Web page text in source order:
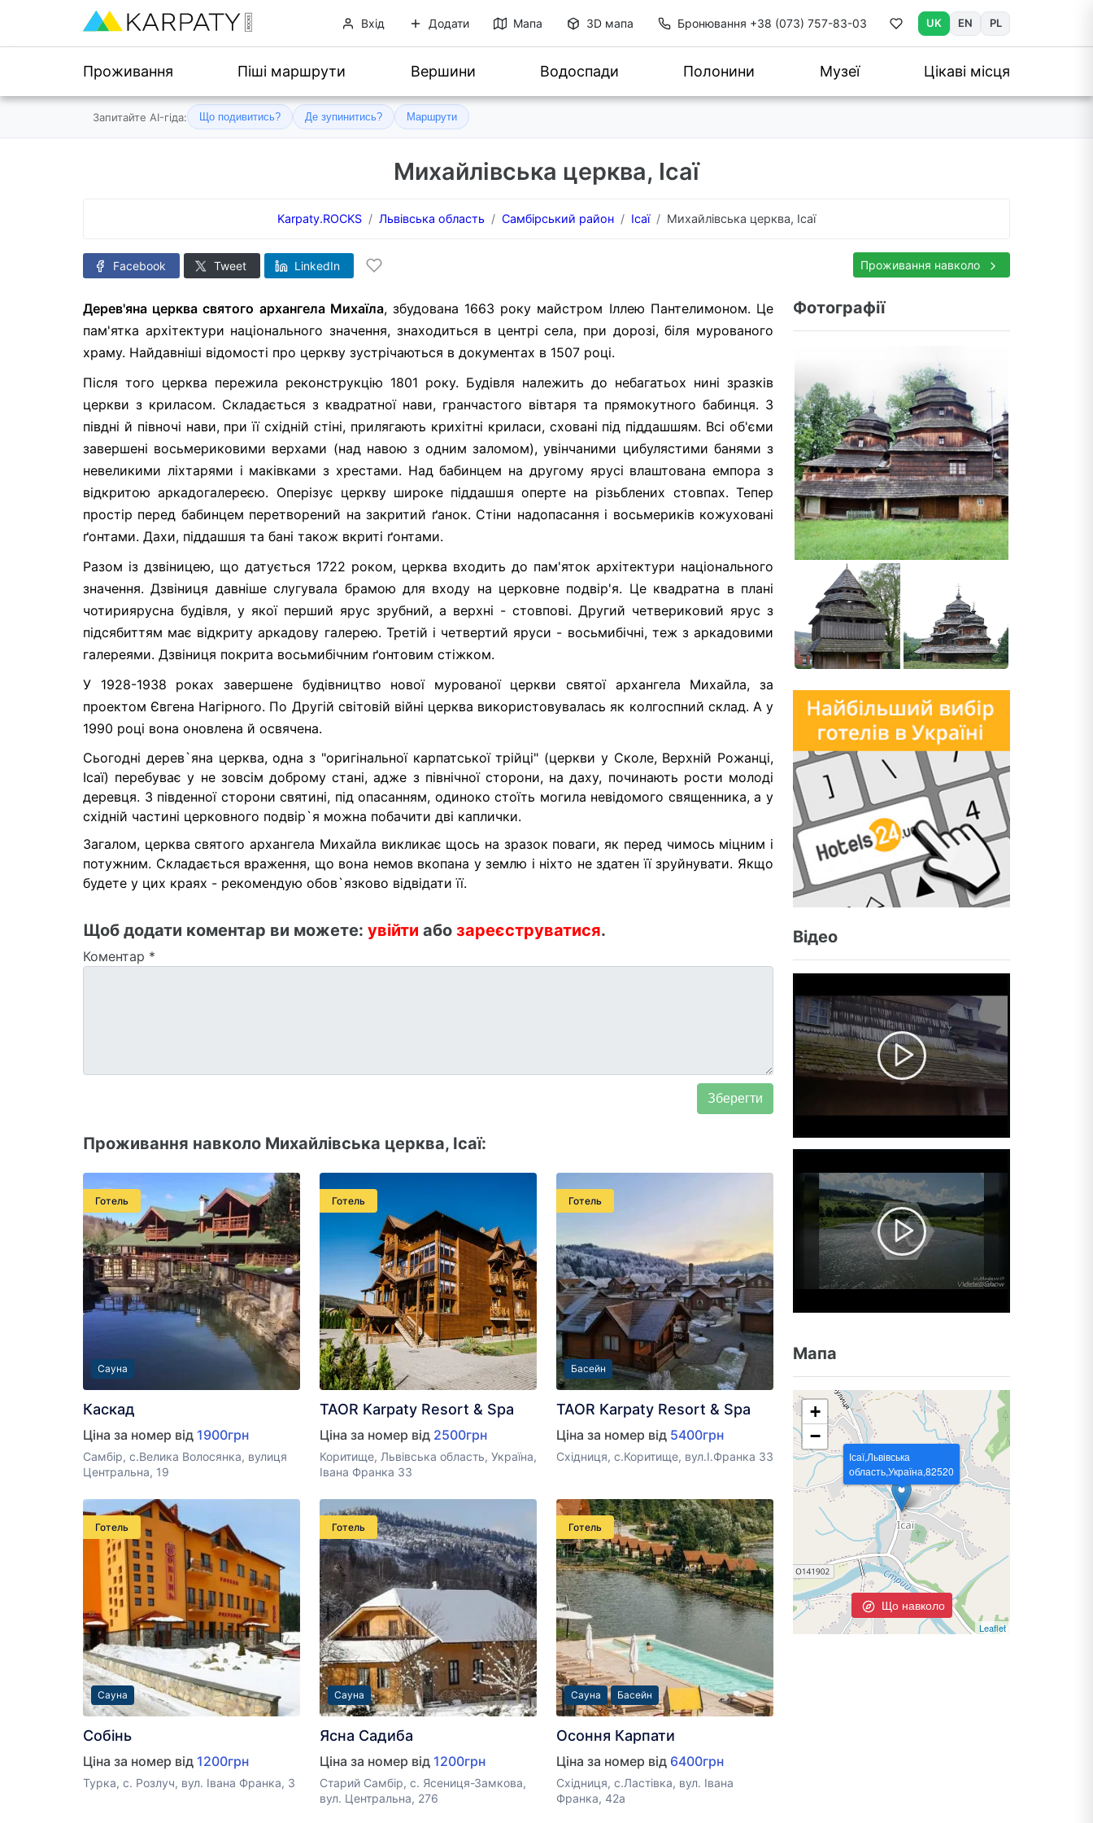
Вхід Додати Мапа 3D мапа Бронювання +38 (073) 757-83-03 UK EN PL
Проживання Піші маршрути Вершини Водоспади Полонини Музеї Цікаві місця
Запитайте AI-гіда: Що подивитись? Де зупинитись? Маршрути
Михайлівська церква, Ісаї
Karpaty.ROCKS Львівська область Самбірський район Ісаї Михайлівська церква, Ісаї
Facebook Tweet LinkedIn Проживання навколо
Дерев'яна церква святого архангела Михаїла, збудована 1663 року майстром Іллею Пантелимоном. Це
пам'ятка архітектури національного значення, знаходиться в центрі села, при дорозі, біля мурованого
храму. Найдавніші відомості про церкву зустрічаються в документах в 1507 році.
Після того церква пережила реконструкцію 1801 року. Будівля належить до небагатьох нині зразків
церкви з криласом. Складається з квадратної нави, гранчастого вівтаря та прямокутного бабинця. З
півдні й півночі нави, при її східній стіні, прилягають крихітні криласи, сховані під піддашшям. Всі об'єми
завершені восьмериковими верхами (над навою з одним заломом), увінчаними цибулястими банями з
невеликими ліхтарями і маківками з хрестами. Над бабинцем на другому ярусі влаштована емпора з
відкритою аркадогалереєю. Оперізує церкву широке піддашшя оперте на різьблених стовпах. Тепер
простір перед бабинцем перетворений на закритий ґанок. Стіни надопасання і восьмериків кожуховані
ґонтами. Дахи, піддашшя та бані також вкриті ґонтами.
Разом із дзвіницею, що датується 1722 роком, церква входить до пам'яток архітектури національного
значення. Дзвіниця давніше слугувала брамою для входу на церковне подвір'я. Це квадратна в плані
чотириярусна будівля, у якої перший ярус зрубний, а верхні - стовпові. Другий четвериковий ярус з
підсябиттям має відкриту аркадову галерею. Третій і четвертий яруси - восьмибічні, теж з аркадовими
галереями. Дзвіниця покрита восьмибічним ґонтовим стіжком.
У 1928-1938 роках завершене будівництво нової мурованої церкви святої архангела Михайла, за
проектом Євгена Нагірного. По Другій світовій війні церква використовувалась як колгоспний склад. А у
1990 році вона оновлена й освячена.
Сьогодні дерев`яна церква, одна з "оригінальної карпатської трійці" (церкви у Сколе, Верхній Рожанці,
Ісаї) перебуває у не зовсім доброму стані, адже з північної сторони, на даху, починають рости молоді
деревця. З південної сторони святині, під опасанням, одиноко стоїть могила невідомого священника, а у
східній частині церковного подвір`я можна побачити дві каплички.
Загалом, церква святого архангела Михайла викликає щось на зразок поваги, як перед чимось міцним і
потужним. Складається враження, що вона немов вкопана у землю і ніхто не здатен її зруйнувати. Якщо
будете у цих краях - рекомендую обов`язково відвідати її.
Щоб додати коментар ви можете: увійти або зареєструватися.
Коментар *
Проживання навколо Михайлівська церква, Ісаї:
Готель
Сауна
Каскад
Ціна за номер від 1900грн
Самбір, с.Велика Волосянка, вулиця
Центральна, 19
Готель
TAOR Karpaty Resort & Spa
Ціна за номер від 2500грн
Коритище, Львівська область, Україна,
Івана Франка 33
Готель
Басейн
TAOR Karpaty Resort & Spa
Ціна за номер від 5400грн
Східниця, с.Коритище, вул.І.Франка 33
Готель
Сауна
Собінь
Ціна за номер від 1200грн
Турка, с. Розлуч, вул. Івана Франка, 3
Готель
Сауна
Ясна Садиба
Ціна за номер від 1200грн
Старий Самбір, с. Ясениця-Замкова,
вул. Центральна, 276
Готель
Сауна Басейн
Осоння Карпати
Ціна за номер від 6400грн
Східниця, с.Ластівка, вул. Івана
Франка, 42a
Фотографії
Відео
Мапа
Що навколо
Ісаї,Львівська
область,Україна,82520
+
−
Leaflet